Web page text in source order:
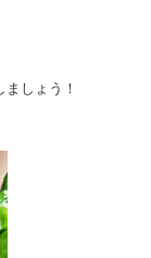
しょう！